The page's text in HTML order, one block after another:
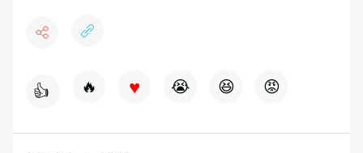
👍 🔥 ♥ 😭 😆 😡